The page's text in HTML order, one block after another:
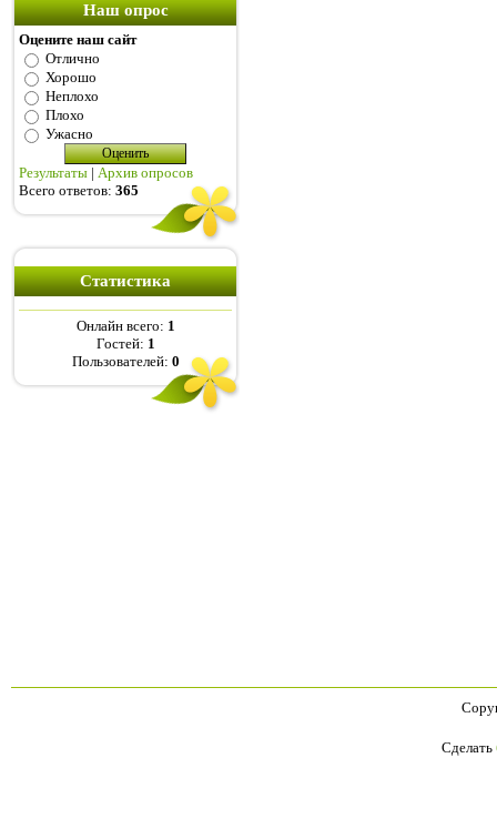
Наш опрос
Оцените наш сайт
Отлично
Хорошо
Неплохо
Плохо
Ужасно
Результаты | Архив опросов
Всего ответов: 365
Статистика
Онлайн всего: 1
Гостей: 1
Пользователей: 0
Сделать